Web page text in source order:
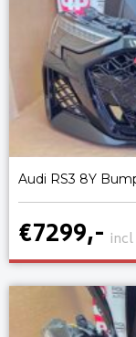
Audi RS3 8Y
€7299,-